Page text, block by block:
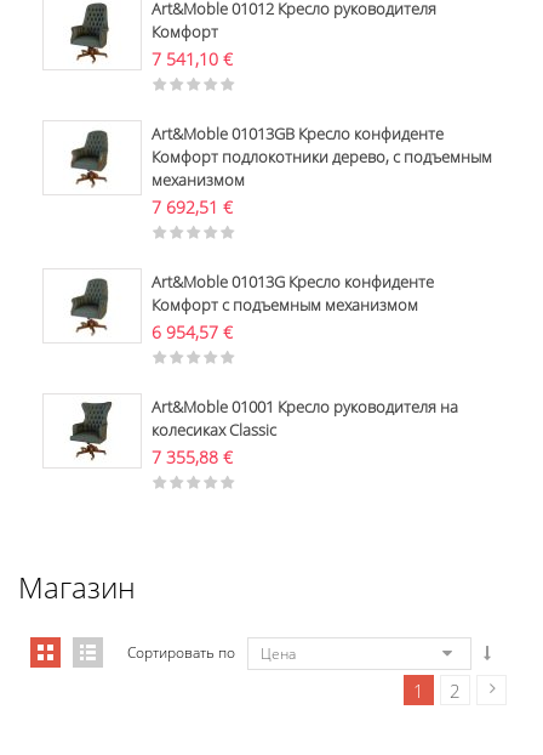
Art&Moble 01012 Кресло руководителя
Комфорт
7 541,10 €
Art&Moble 01013GB Кресло конфиденте
Комфорт подлокотники дерево, с подъемным
механизмом
7 692,51 €
Art&Moble 01013G Кресло конфиденте
Комфорт с подъемным механизмом
6 954,57 €
Art&Moble 01001 Кресло руководителя на
колесиках Classic
7 355,88 €
Магазин
Сортировать по Цена
1 2